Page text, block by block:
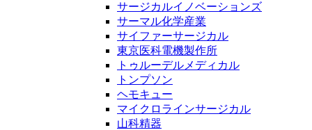
サージカルイノベーションズ
サーマル化学産業
サイファーサージカル
東京医科電機製作所
トゥルーデルメディカル
トンプソン
ヘモキュー
マイクロラインサージカル
山科精器